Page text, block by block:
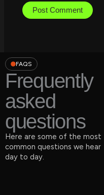
FAQS
Frequently
asked
questions
Here are some of the most
common questions we hear
day to day.